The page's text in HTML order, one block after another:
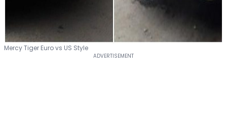
Mercy Tiger Euro vs US Style